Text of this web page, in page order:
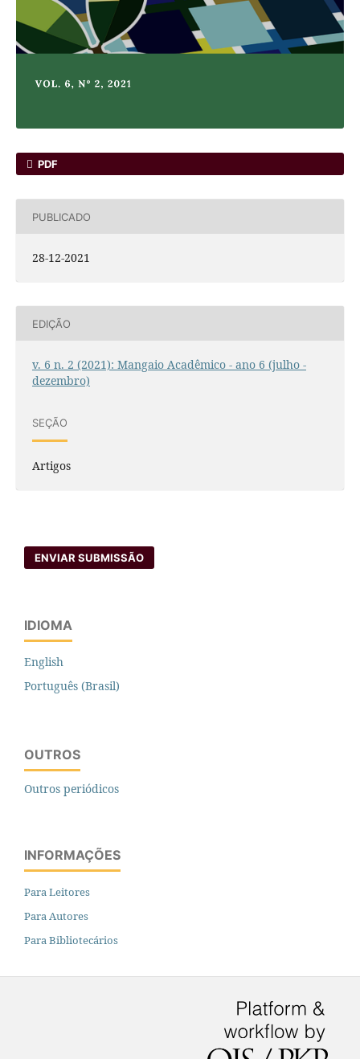
PDF
PUBLICADO
28-12-2021
EDIÇÃO
v. 6 n. 2 (2021): Mangaio Acadêmico - ano 6 (julho -
dezembro)
SEÇÃO
Artigos
ENVIAR SUBMISSÃO
IDIOMA
English
Português (Brasil)
OUTROS
Outros periódicos
INFORMAÇÕES
Para Leitores
Para Autores
Para Bibliotecários